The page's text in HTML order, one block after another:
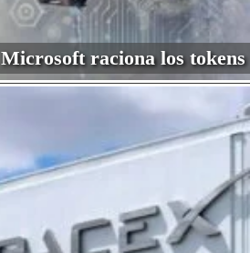
Microsoft raciona los tokens